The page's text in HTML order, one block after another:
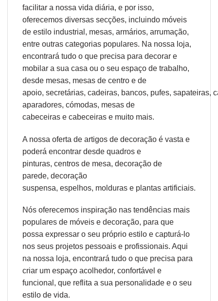
facilitar a nossa vida diária, e por isso,
oferecemos diversas secções, incluindo móveis
de estilo industrial, mesas, armários, arrumação,
entre outras categorias populares. Na nossa loja,
encontrará tudo o que precisa para decorar e
mobilar a sua casa ou o seu espaço de trabalho,
desde mesas, mesas de centro e de
apoio, secretárias, cadeiras, bancos, pufes, sapateiras,
aparadores, cómodas, mesas de
cabeceiras e cabeceiras e muito mais.
A nossa oferta de artigos de decoração é vasta e
poderá encontrar desde quadros e
pinturas, centros de mesa, decoração de
parede, decoração
suspensa, espelhos, molduras e plantas artificiais.
Nós oferecemos inspiração nas tendências mais
populares de móveis e decoração, para que
possa expressar o seu próprio estilo e capturá-lo
nos seus projetos pessoais e profissionais. Aqui
na nossa loja, encontrará tudo o que precisa para
criar um espaço acolhedor, confortável e
funcional, que reflita a sua personalidade e o seu
estilo de vida.